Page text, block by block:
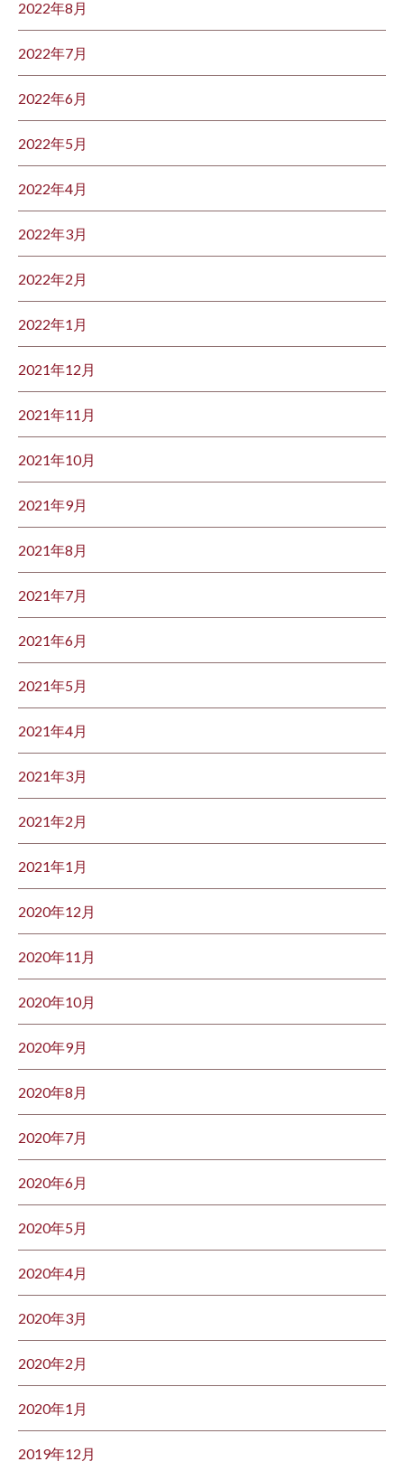
2022年8月
2022年7月
2022年6月
2022年5月
2022年4月
2022年3月
2022年2月
2022年1月
2021年12月
2021年11月
2021年10月
2021年9月
2021年8月
2021年7月
2021年6月
2021年5月
2021年4月
2021年3月
2021年2月
2021年1月
2020年12月
2020年11月
2020年10月
2020年9月
2020年8月
2020年7月
2020年6月
2020年5月
2020年4月
2020年3月
2020年2月
2020年1月
2019年12月